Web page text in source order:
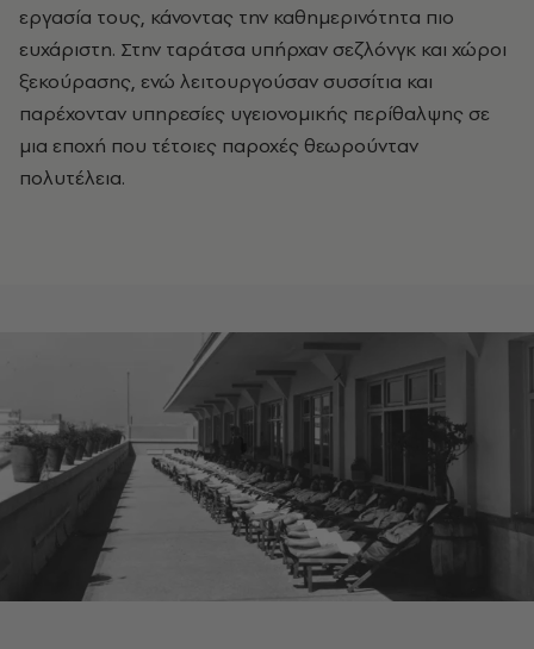
εργασία τους, κάνοντας την καθημερινότητα πιο
ευχάριστη. Στην ταράτσα υπήρχαν σεζλόνγκ και χώροι
ξεκούρασης, ενώ λειτουργούσαν συσσίτια και
παρέχονταν υπηρεσίες υγειονομικής περίθαλψης σε
μια εποχή που τέτοιες παροχές θεωρούνταν
πολυτέλεια.